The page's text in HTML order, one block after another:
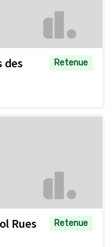
des
Retenue
Rues
Retenue